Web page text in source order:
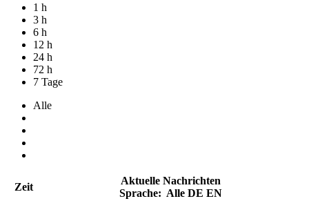
1 h
3 h
6 h
12 h
24 h
72 h
7 Tage
Alle
Zeit
Aktuelle Nachrichten
Sprache: Alle DE EN